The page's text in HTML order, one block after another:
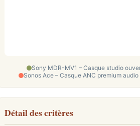
Sony MDR-MV1 – Casque studio
Sonos Ace – Casque ANC premium
Détail des critères